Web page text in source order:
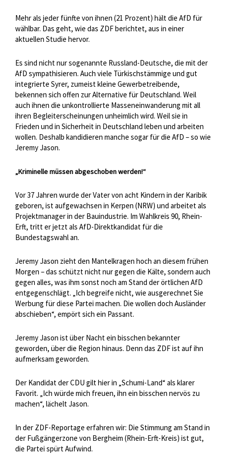
Mehr als jeder fünfte von ihnen (21 Prozent) hält die AfD für
wählbar. Das geht, wie das ZDF berichtet, aus in einer
aktuellen Studie hervor.
Es sind nicht nur sogenannte Russland-Deutsche, die mit der
AfD sympathisieren. Auch viele Türkischstämmige und gut
integrierte Syrer, zumeist kleine Gewerbetreibende,
bekennen sich offen zur Alternative für Deutschland. Weil
auch ihnen die unkontrollierte Masseneinwanderung mit all
ihren Begleiterscheinungen unheimlich wird. Weil sie in
Frieden und in Sicherheit in Deutschland leben und arbeiten
wollen. Deshalb kandidieren manche sogar für die AfD – so wie
Jeremy Jason.
„Kriminelle müssen abgeschoben werden!“
Vor 37 Jahren wurde der Vater von acht Kindern in der Karibik
geboren, ist aufgewachsen in Kerpen (NRW) und arbeitet als
Projektmanager in der Bauindustrie. Im Wahlkreis 90, Rhein-
Erft, tritt er jetzt als AfD-Direktkandidat für die
Bundestagswahl an.
Jeremy Jason zieht den Mantelkragen hoch an diesem frühen
Morgen – das schützt nicht nur gegen die Kälte, sondern auch
gegen alles, was ihm sonst noch am Stand der örtlichen AfD
entgegenschlägt. „Ich begreife nicht, wie ausgerechnet Sie
Werbung für diese Partei machen. Die wollen doch Ausländer
abschieben“, empört sich ein Passant.
Jeremy Jason ist über Nacht ein bisschen bekannter
geworden, über die Region hinaus. Denn das ZDF ist auf ihn
aufmerksam geworden.
Der Kandidat der CDU gilt hier in „Schumi-Land“ als klarer
Favorit. „Ich würde mich freuen, ihn ein bisschen nervös zu
machen“, lächelt Jason.
In der ZDF-Reportage erfahren wir: Die Stimmung am Stand in
der Fußgängerzone von Bergheim (Rhein-Erft-Kreis) ist gut,
die Partei spürt Aufwind.